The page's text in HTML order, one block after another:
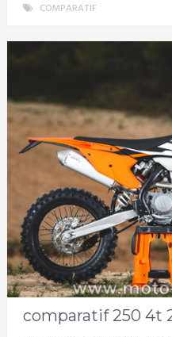
COMPARATIF
comparatif 250 4t